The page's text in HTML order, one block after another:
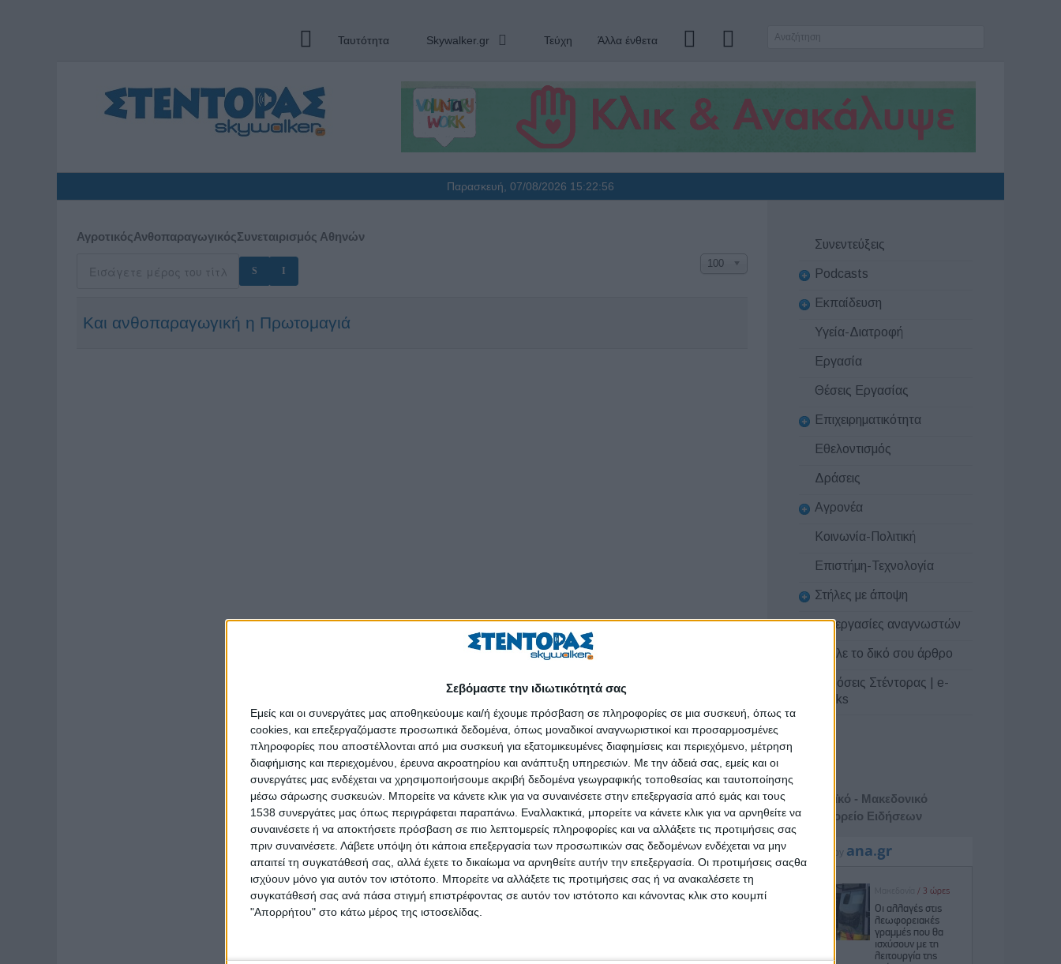
Σεβόμαστε την ιδιωτικότητά σας
Εμείς και οι συνεργάτες μας αποθηκεύουμε και/ή έχουμε πρόσβαση σε πληροφορίες σε μια συσκευή, όπως τα
cookies, και επεξεργαζόμαστε προσωπικά δεδομένα, όπως μοναδικοί αναγνωριστικοί και προσαρμοσμένες
πληροφορίες που αποστέλλονται από μια συσκευή για εξατομικευμένες διαφημίσεις και περιεχόμενο, μέτρηση
διαφήμισης και περιεχομένου, έρευνα ακροατηρίου και ανάπτυξη υπηρεσιών. Με την άδειά σας, εμείς και οι
συνεργάτες μας ενδέχεται να χρησιμοποιήσουμε ακριβή δεδομένα γεωγραφικής τοποθεσίας και ταυτοποίησης
μέσω σάρωσης συσκευών. Μπορείτε να κάνετε κλικ για να συναινέσετε στην επεξεργασία από εμάς και τους
1538 συνεργάτες μας όπως περιγράφεται παραπάνω. Εναλλακτικά, μπορείτε να κάνετε κλικ για να αρνηθείτε να
συναινέσετε ή να αποκτήσετε πρόσβαση σε πιο λεπτομερείς πληροφορίες και να αλλάξετε τις προτιμήσεις σας
πριν συναινέσετε. Λάβετε υπόψη ότι κάποια επεξεργασία των προσωπικών σας δεδομένων ενδέχεται να μην
απαιτεί τη συγκατάθεσή σας, αλλά έχετε το δικαίωμα να αρνηθείτε αυτήν την επεξεργασία. Οι προτιμήσεις σαςθα
ισχύουν μόνο για αυτόν τον ιστότοπο. Μπορείτε να αλλάξετε τις προτιμήσεις σας ή να ανακαλέσετε τη
συγκατάθεσή σας ανά πάσα στιγμή επιστρέφοντας σε αυτόν τον ιστότοπο και κάνοντας κλικ στο κουμπί
"Απορρήτου" στο κάτω μέρος της ιστοσελίδας.
Ταυτότητα Skywalker.gr Τεύχη Άλλα ένθετα
Παρασκευή, 07/08/2026 15:22:56
ΑγροτικόςΑνθοπαραγωγικόςΣυνεταιρισμός Αθηνών
100
Και ανθοπαραγωγική η Πρωτομαγιά
Συνεντεύξεις
Podcasts
Εκπαίδευση
Υγεία-Διατροφή
Εργασία
Θέσεις Εργασίας
Επιχειρηματικότητα
Εθελοντισμός
Δράσεις
Αγρονέα
Κοινωνία-Πολιτική
Επιστήμη-Τεχνολογία
Στήλες με άποψη
Συνεργασίες αναγνωστών
Στείλε το δικό σου άρθρο
Εκδόσεις Στέντορας | e-
books
Αθηναϊκό - Μακεδονικό
Πρακτορείο Ειδήσεων